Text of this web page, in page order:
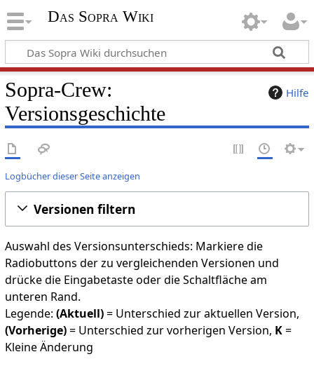
Das Sopra Wiki
Hilfe
Sopra-Crew:
Versionsgeschichte
Logbücher dieser Seite anzeigen
Versionen filtern
Auswahl des Versionsunterschieds: Markiere die
Radiobuttons der zu vergleichenden Versionen und
drücke die Eingabetaste oder die Schaltfläche am
unteren Rand.
Legende: (Aktuell)= Unterschied zur aktuellen Version,
(Vorherige)= Unterschied zur vorherigen Version, K=
Kleine Änderung